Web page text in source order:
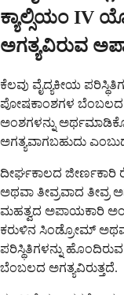
ಕ್ಯಾಲ್ಸಿಯಂ IV
ಅಗತ್ಯವಿರುವ
ಕೆಲವು ವೈದ್ಯಕೀಯ
ಪೋಷಕಾಂಶಗಳ ಬೆಂಬಲದ
ಅಂಶಗಳನ್ನು
ಅಗತ್ಯವಾಗಬಹುದು
ದೀರ್ಘಕಾಲದ ಜೀರ್ಣಕಾರಿ
ಅಥವಾ ತೀವ್ರವಾದ ತೀವ್ರ
ಮಹತ್ವದ ಅಪಾಯಕಾರಿ
ಕರುಳಿನ ಸಿಂಡ್ರೋಮ್
ಪರಿಸ್ಥಿತಿಗಳನ್ನು
ಬೆಂಬಲದ ಅಗತ್ಯವಿರುತ್ತದೆ.